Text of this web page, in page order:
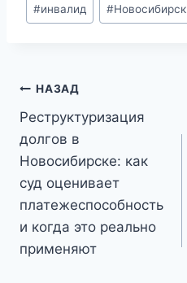
#инвалид #Новосибирск
Навигация
по
записям
НАЗАД
Реструктуризация
долгов в
Новосибирске: как
суд оценивает
платежеспособность
и когда это реально
применяют